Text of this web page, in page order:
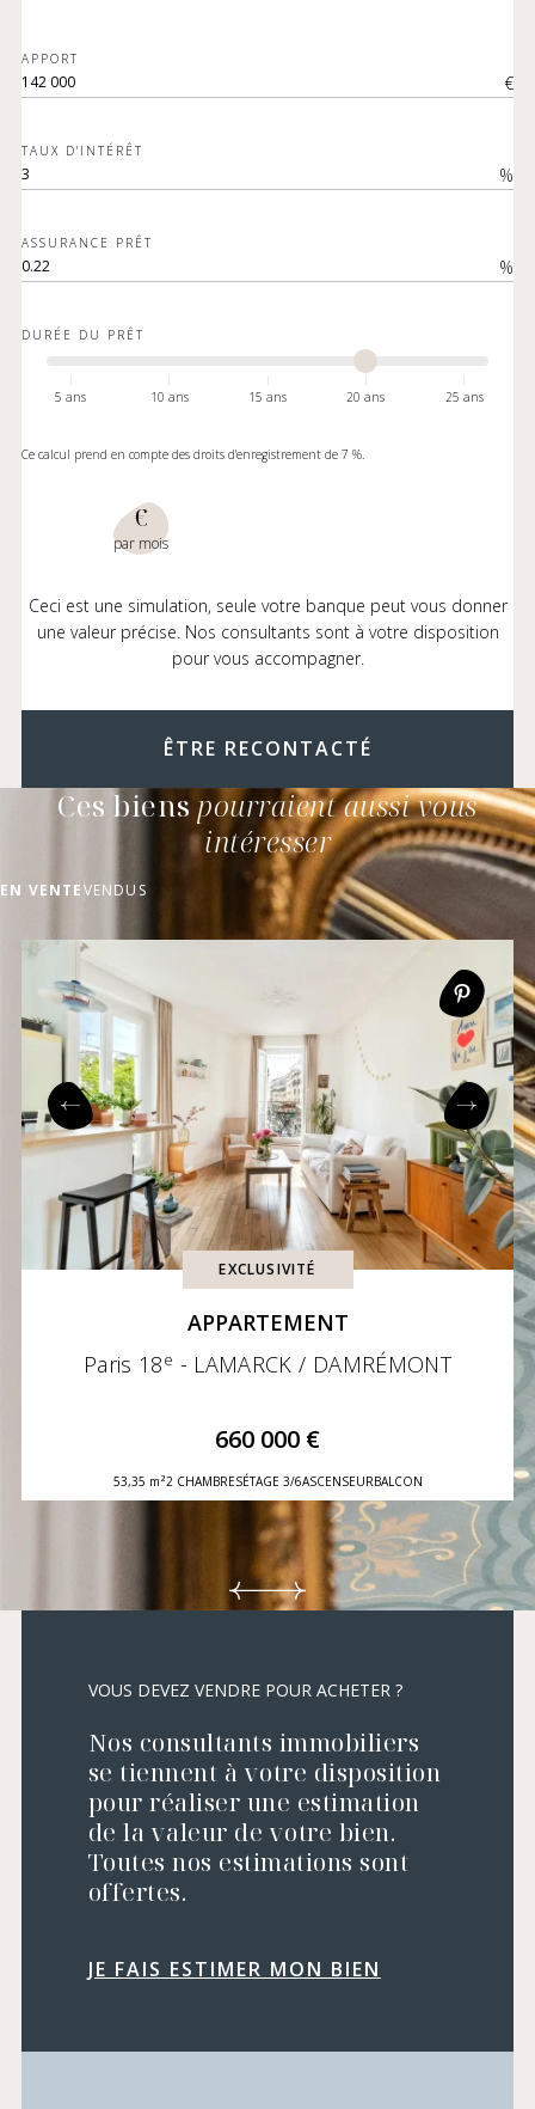
APPORT
€
TAUX D'INTÉRÊT
%
ASSURANCE PRÊT
%
DURÉE DU PRÊT
5 ans 10 ans 15 ans 20 ans 25 ans
Ce calcul prend en compte des droits d'enregistrement de 7 %.
€
par mois
Ceci est une simulation, seule votre banque peut vous donner
une valeur précise. Nos consultants sont à votre disposition
pour vous accompagner.
ÊTRE RECONTACTÉ
Ces biens pourraient aussi vous
intéresser
EN VENTEVENDUS
EXCLUSIVITÉ
APPARTEMENT
Paris 18e - LAMARCK / DAMRÉMONT
660 000 €
53,35 m²2 CHAMBRESÉTAGE 3/6ASCENSEURBALCON
VOUS DEVEZ VENDRE POUR ACHETER ?
Nos consultants immobiliers
se tiennent à votre disposition
pour réaliser une estimation
de la valeur de votre bien.
Toutes nos estimations sont
offertes.
JE FAIS ESTIMER MON BIEN